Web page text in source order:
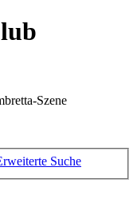
Szene
Suche